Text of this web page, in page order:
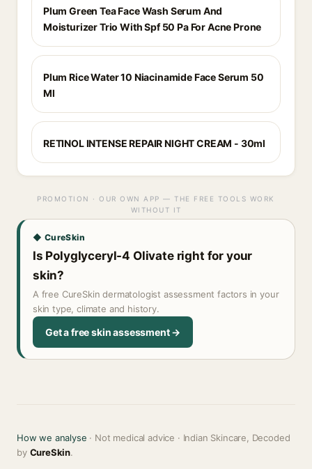
Plum Green Tea Face Wash Serum And
Moisturizer Trio With Spf 50 Pa For Acne Prone
Plum Rice Water 10 Niacinamide Face Serum 50
Ml
RETINOL INTENSE REPAIR NIGHT CREAM - 30ml
PROMOTION · OUR OWN APP — THE FREE TOOLS WORK
WITHOUT IT
◆ CureSkin
Is Polyglyceryl-4 Olivate right for your
skin?
A free CureSkin dermatologist assessment factors in your
skin type, climate and history.
Get a free skin assessment →
How we analyse · Not medical advice · Indian Skincare, Decoded
by CureSkin.